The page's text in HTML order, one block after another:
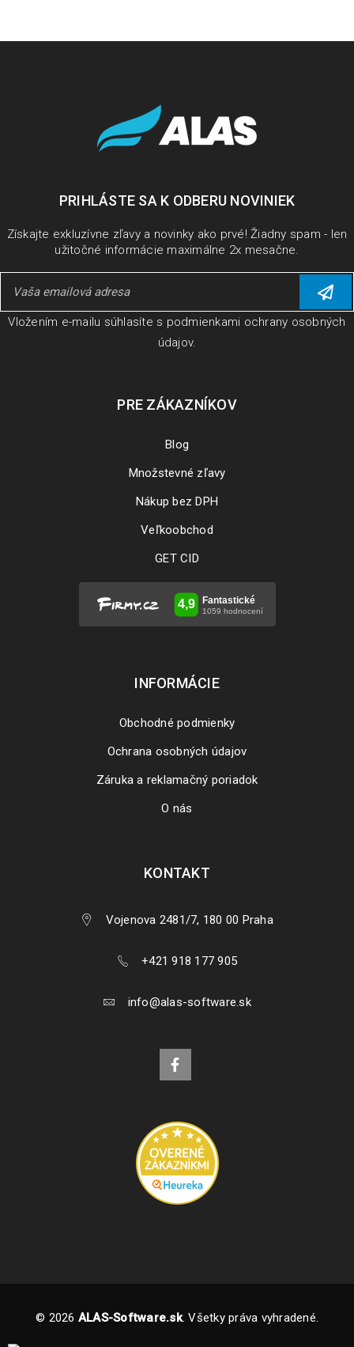
PRIHLÁSTE SA K ODBERU NOVINIEK
Získajte exkluzívne zľavy a novinky ako prvé! Žiadny spam - len
užitočné informácie maximálne 2x mesačne.
Vložením e-mailu súhlasíte s podmienkami ochrany osobných
údajov.
PRE ZÁKAZNÍKOV
Blog
Množstevné zľavy
Nákup bez DPH
Veľkoobchod
GET CID
INFORMÁCIE
Obchodné podmienky
Ochrana osobných údajov
Záruka a reklamačný poriadok
O nás
KONTAKT
Vojenova 2481/7, 180 00 Praha
+421 918 177 905
info@alas-software.sk
© 2026 ALAS-Software.sk. Všetky práva vyhradené.